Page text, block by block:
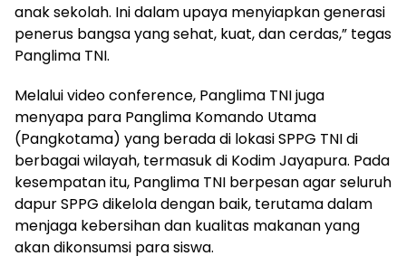
anak sekolah. Ini dalam upaya menyiapkan generasi
penerus bangsa yang sehat, kuat, dan cerdas,” tegas
Panglima TNI.
Melalui video conference, Panglima TNI juga
menyapa para Panglima Komando Utama
(Pangkotama) yang berada di lokasi SPPG TNI di
berbagai wilayah, termasuk di Kodim Jayapura. Pada
kesempatan itu, Panglima TNI berpesan agar seluruh
dapur SPPG dikelola dengan baik, terutama dalam
menjaga kebersihan dan kualitas makanan yang
akan dikonsumsi para siswa.